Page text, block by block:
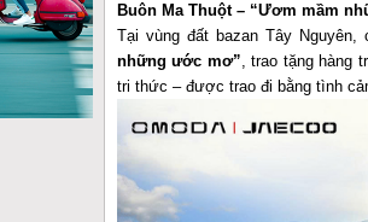
Buôn Ma Thuột – “Ươm mầm
Tại vùng đất bazan Tây
những ước mơ”, trao tặng hàng
tri thức – được trao đi bằng tình